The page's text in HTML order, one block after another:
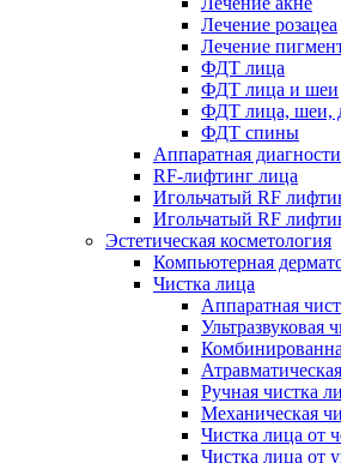
Лечение розацеа
Лечение
ФДТ лица
ФДТ лица и шеи
ФДТ лица, шеи,
ФДТ спины
Аппаратная
RF-лифтинг лица
Игольчатый RF
Игольчатый RF
Эстетическая косметология
Компьютерная
Чистка лица
Аппаратная
Ультразвуковая
Ручная чистка
Механическая
Чистка лица от
Чистка лица от